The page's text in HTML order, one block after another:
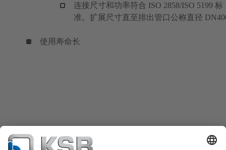
连接尺寸和功率符合 ISO 2858/ISO 5199 标
准。扩展尺寸直至排出管口公称直径
使用寿命长